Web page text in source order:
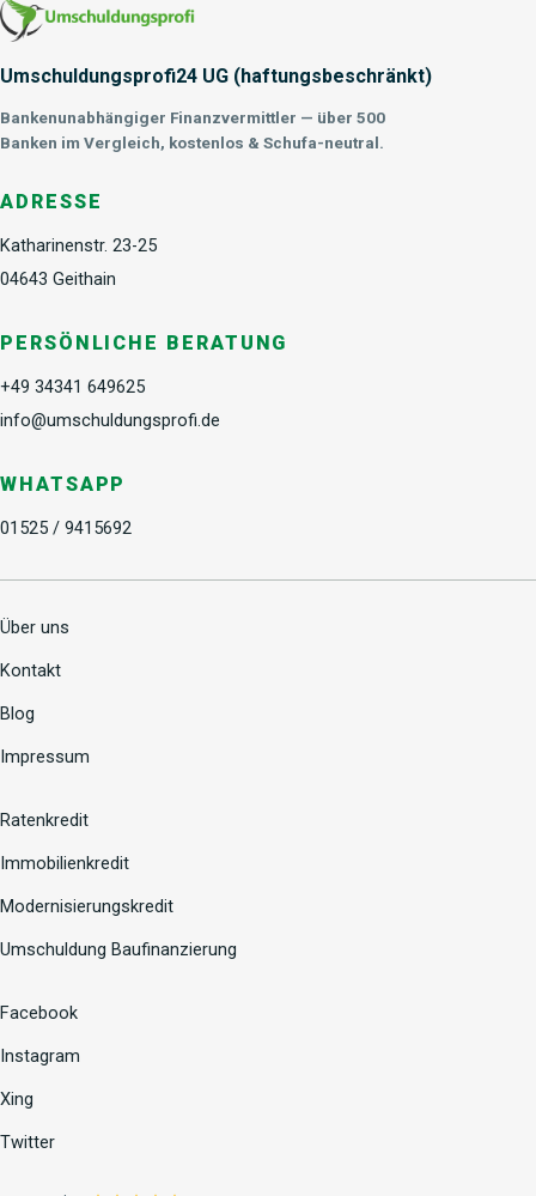
Umschuldungsprofi24 UG (haftungsbeschränkt)
Bankenunabhängiger Finanzvermittler — über 500
Banken im Vergleich, kostenlos & Schufa-neutral.
ADRESSE
Katharinenstr. 23-25
04643 Geithain
PERSÖNLICHE BERATUNG
+49 34341 649625
info@umschuldungsprofi.de
WHATSAPP
01525 / 9415692
Über uns
Kontakt
Blog
Impressum
Ratenkredit
Immobilienkredit
Modernisierungskredit
Umschuldung Baufinanzierung
Facebook
Instagram
Xing
Twitter